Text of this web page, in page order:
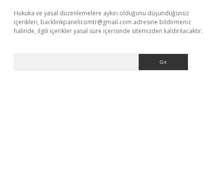
Hukuka ve yasal düzenlemelere aykırı olduğunu düşündüğünüz
içerikleri, backlinkpanelicomtr@gmail.com adresine bildirmeniz
halinde, ilgili içerikler yasal süre içerisinde sitemizden kaldırılacaktır.